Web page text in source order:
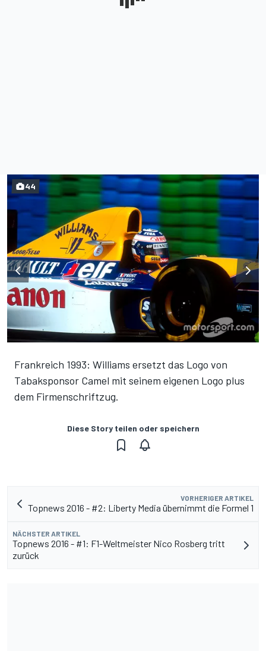
Frankreich 1993: Williams ersetzt das Logo von
Tabaksponsor Camel mit seinem eigenen Logo plus
dem Firmenschriftzug.
44
Diese Story teilen oder speichern
VORHERIGER ARTIKEL
Topnews 2016 - #2: Liberty Media übernimmt die Formel 1
NÄCHSTER ARTIKEL
Topnews 2016 - #1: F1-Weltmeister Nico Rosberg tritt
zurück